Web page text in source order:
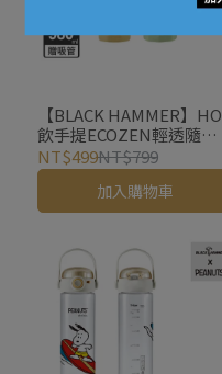
【BLACK HAMMER】HO
飲手提ECOZEN輕透隨行
杯980ml(附吸管)
NT$499NT$799
加入購物車